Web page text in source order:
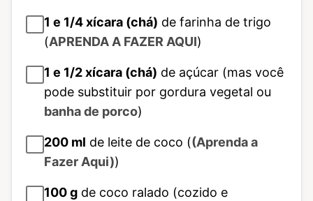
1 e 1/4xícara (chá) de farinha de trigo
(APRENDA A FAZER AQUI)
1 e 1/2xícara (chá) de açúcar (mas você
pode substituir por gordura vegetal ou
banha de porco)
200 ml de leite de coco ((Aprenda a
Fazer Aqui))
100g de coco ralado (cozido e